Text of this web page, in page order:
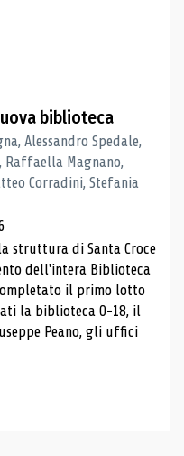
biblioteca
Alessandro Spedale,
Raffaella Magnano,
Corradini, Stefania
struttura di Santa Croce
dell'intera Biblioteca
il primo lotto
la biblioteca 0-18, il
Peano, gli uffici